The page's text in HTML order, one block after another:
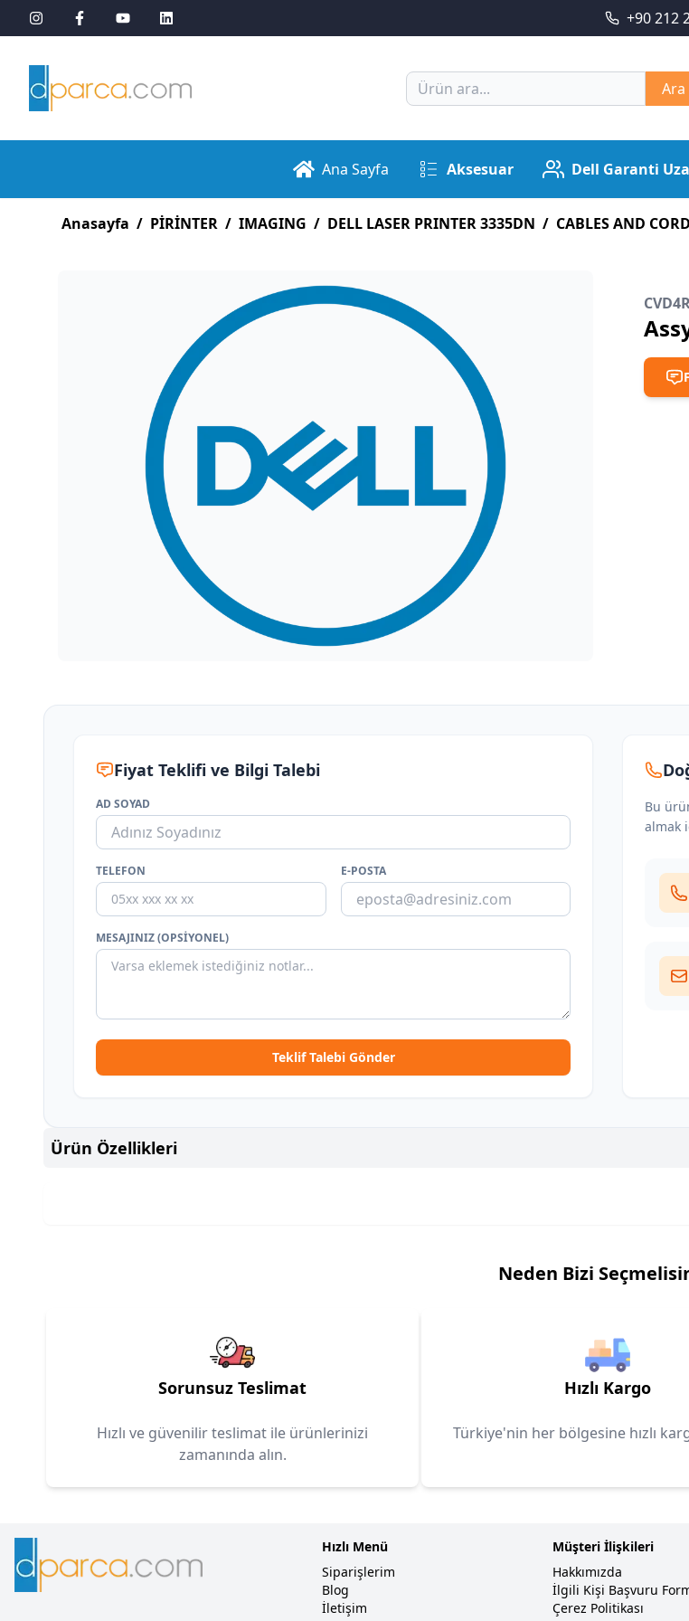
+90 212
Ara
Ana Sayfa Aksesuar Dell Garanti
Anasayfa / PİRİNTER / IMAGING / DELL LASER PRINTER 3335DN / CABLES AND
Fiyat Teklifi ve Bilgi Talebi
AD SOYAD
TELEFON E-POSTA
MESAJINIZ (OPSIYONEL)
Teklif Talebi Gönder
Bu
almak
Ürün Özellikleri
Neden Bizi
Sorunsuz Teslimat
Hızlı ve güvenilir teslimat ile ürünlerinizi
zamanında alın.
Hızlı Kargo
Türkiye'nin her bölgesine hızlı
Hızlı Menü
Siparişlerim
Blog
İletişim
Müşteri İlişkileri
Hakkımızda
İlgili Kişi Başvuru
Çerez Politikası